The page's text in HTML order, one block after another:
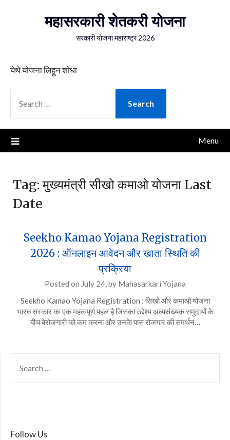
महासरकारी शेतकरी योजना
सरकारी योजना महाराष्ट्र 2026
येथे योजना लिहून शोधा
FOR:
Menu
Tag:मुख्यमंत्री सीखो कमाओ योजना Last
Date
Seekho Kamao Yojana Registration
2026 : ऑनलाइन आवेदन और खाता स्थिति की
प्रक्रिया
Posted on July 24,by Mahasarkari Yojana
Seekho Kamao Yojana Registration : सिखो और कमाओ योजना
भारत सरकार का एक महत्वपूर्ण पहल है जिसका उद्देश्य अल्पसंख्यक समुदायों के
बीच बेरोजगारी को कम करना और उनके पास रोजगार की समर्थन…
FOR:
Follow Us